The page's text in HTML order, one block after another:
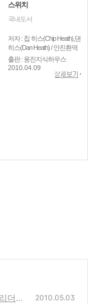
스위치
국내도서
저자 : 칩 히스(Chip Heath),댄
히스(Dan Heath) / 안진환역
출판 : 웅진지식하우스
2010.04.09
더를
2010.05.03